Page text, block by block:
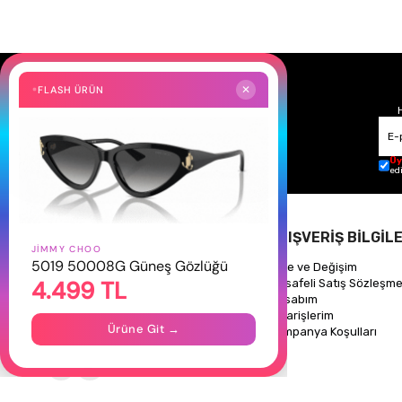
Hakkımızda
Gizlilik Politikası
İletişim
Mağazalarımız
Takipte Kal
ALIŞVERİŞ
İade ve Değişim
Mesafeli Satış
Hesabım
Siparişlerim
Kampanya Koşulları
FLASH ÜRÜN ✕
JIMMY CHOO
5019 50008G Güneş Gözlüğü
4.499 TL
Ürüne Git →